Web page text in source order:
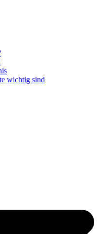
wichtig sind